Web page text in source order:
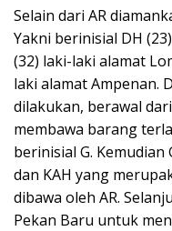
Selain dari AR
Yakni berinisial DH
(32) laki-laki alamat
laki alamat Ampenan.
dilakukan, berawal
membawa barang
berinisial G. Kemudian
dan KAH yang
dibawa oleh AR.
Pekan Baru untuk